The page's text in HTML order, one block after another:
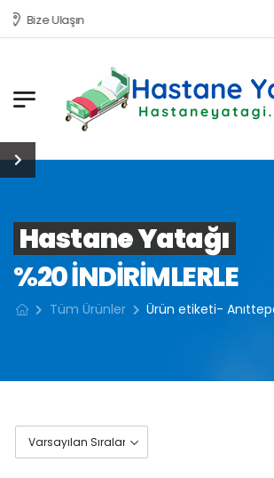
Bize Ulaşın
Hastane Yatağı
%20 INDIRIMLERLE
Tüm Ürünler Ürün etiketi-